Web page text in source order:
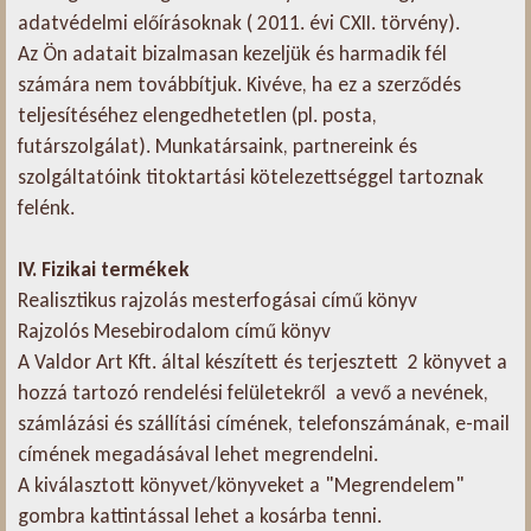
adatvédelmi előírásoknak ( 2011. évi CXII. törvény).
Az Ön adatait bizalmasan kezeljük és harmadik fél
számára nem továbbítjuk. Kivéve, ha ez a szerződés
teljesítéséhez elengedhetetlen (pl. posta,
futárszolgálat). Munkatársaink, partnereink és
szolgáltatóink titoktartási kötelezettséggel tartoznak
felénk.
IV. Fizikai termékek
Realisztikus rajzolás mesterfogásai című könyv
Rajzolós Mesebirodalom című könyv
A Valdor Art Kft. által készített és terjesztett 2 könyvet a
hozzá tartozó rendelési felületekről a vevő a nevének,
számlázási és szállítási címének, telefonszámának, e-mail
címének megadásával lehet megrendelni.
A kiválasztott könyvet/könyveket a "Megrendelem"
gombra kattintással lehet a kosárba tenni.